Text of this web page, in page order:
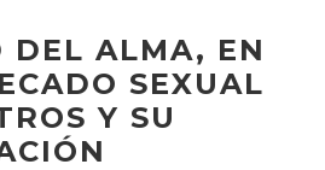
DEL ALMA, EN
SEXUAL
Y SU